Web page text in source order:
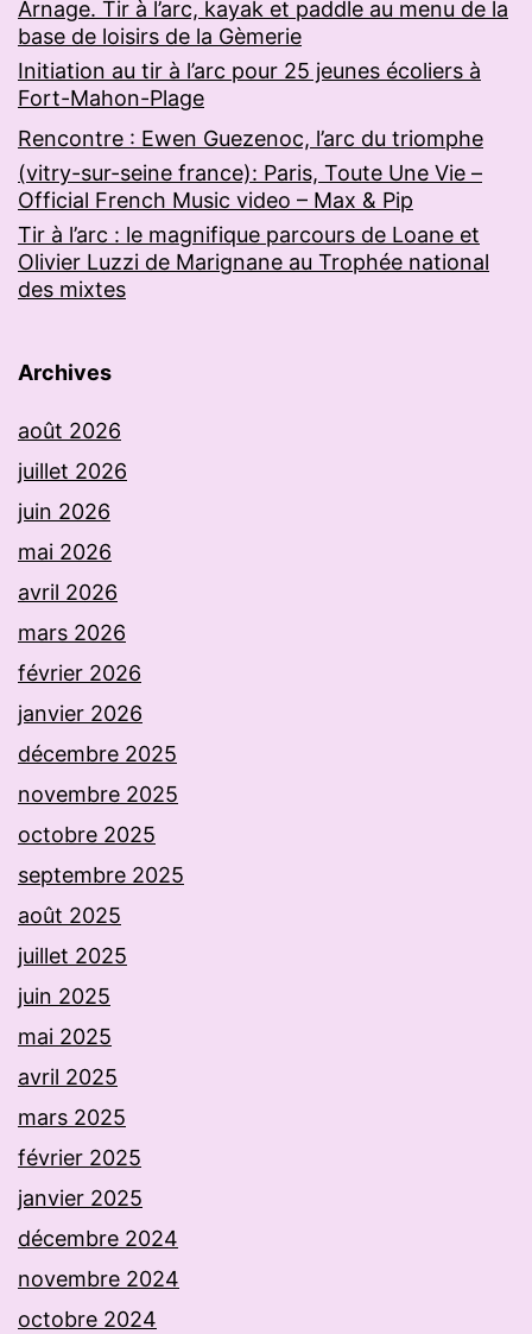
Arnage. Tir à l’arc, kayak et paddle au menu de la
base de loisirs de la Gèmerie
Initiation au tir à l’arc pour 25 jeunes écoliers à
Fort-Mahon-Plage
Rencontre : Ewen Guezenoc, l’arc du triomphe
(vitry-sur-seine france): Paris, Toute Une Vie –
Official French Music video – Max & Pip
Tir à l’arc : le magnifique parcours de Loane et
Olivier Luzzi de Marignane au Trophée national
des mixtes
Archives
août 2026
juillet 2026
juin 2026
mai 2026
avril 2026
mars 2026
février 2026
janvier 2026
décembre 2025
novembre 2025
octobre 2025
septembre 2025
août 2025
juillet 2025
juin 2025
mai 2025
avril 2025
mars 2025
février 2025
janvier 2025
décembre 2024
novembre 2024
octobre 2024